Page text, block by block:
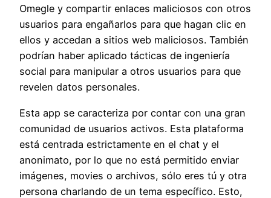
Omegle y compartir enlaces maliciosos con otros
usuarios para engañarlos para que hagan clic en
ellos y accedan a sitios web maliciosos. También
podrían haber aplicado tácticas de ingeniería
social para manipular a otros usuarios para que
revelen datos personales.
Esta app se caracteriza por contar con una gran
comunidad de usuarios activos. Esta plataforma
está centrada estrictamente en el chat y el
anonimato, por lo que no está permitido enviar
imágenes, movies o archivos, sólo eres tú y otra
persona charlando de un tema específico. Esto,